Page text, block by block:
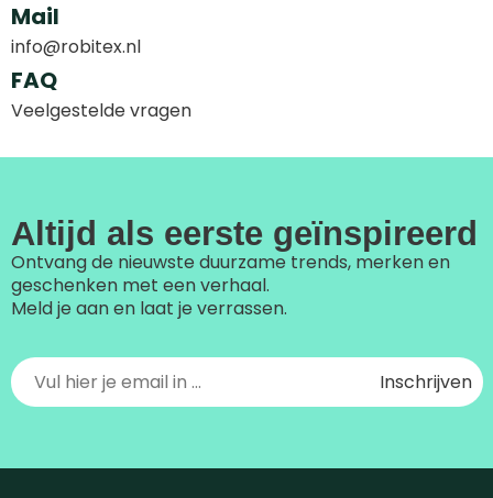
Mail
info@robitex.nl
FAQ
Veelgestelde vragen
Altijd als eerste geïnspireerd
Ontvang de nieuwste duurzame trends, merken en
geschenken met een verhaal.
Meld je aan en laat je verrassen.